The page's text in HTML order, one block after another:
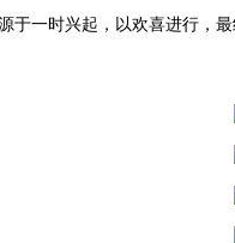
一时兴起，以欢喜进行，最